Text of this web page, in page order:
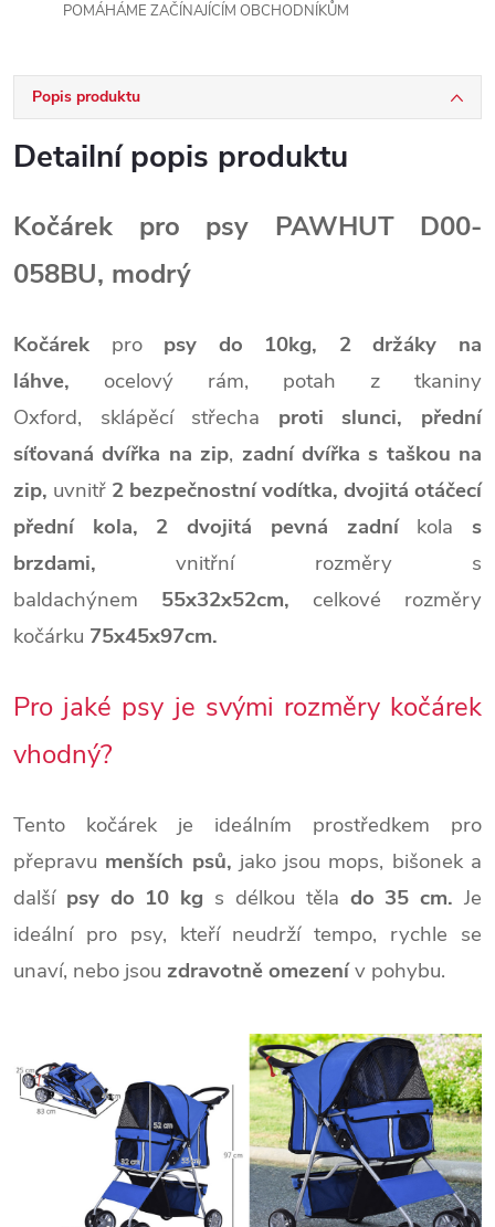
POMÁHÁME ZAČÍNAJÍCÍM OBCHODNÍKŮM
Popis produktu
Detailní popis produktu
Kočárek pro psy PAWHUT D00-
058BU, modrý
Kočárek pro psy do 10kg, 2 držáky na
láhve, ocelový rám, potah z tkaniny
Oxford, sklápěcí střecha proti slunci, přední
síťovaná dvířka na zip, zadní dvířka s taškou na
zip, uvnitř 2 bezpečnostní vodítka, dvojitá otáčecí
přední kola, 2 dvojitá pevná zadníkolas
brzdami,vnitřní rozměry s
baldachýnem 55x32x52cm, celkové rozměry
kočárku 75x45x97cm.
Pro jaké psy je svými rozměry kočárek
vhodný?
Tento kočárek je ideálním prostředkem pro
přepravu menších psů, jako jsou mops, bišonek a
další psy do 10 kg s délkou těla do 35 cm. Je
ideální pro psy, kteří neudrží tempo, rychle se
unaví, nebo jsou zdravotně omezenív pohybu.